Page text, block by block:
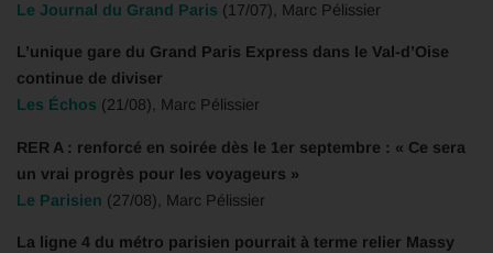
Le Journal du Grand Paris (17/07), Marc Pélissier
L’unique gare du Grand Paris Express dans le Val-d’Oise
continue de diviser
Les Échos (21/08), Marc Pélissier
RER A : renforcé en soirée dès le 1er septembre : « Ce sera
un vrai progrès pour les voyageurs »
Le Parisien (27/08), Marc Pélissier
‌La ligne 4 du métro parisien pourrait à terme relier Massy